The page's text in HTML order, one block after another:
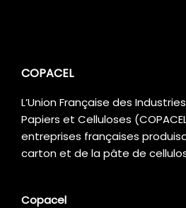
COPACEL
L’Union Française des
Papiers et Celluloses
entreprises françaises
carton et de la pâte de
Copacel